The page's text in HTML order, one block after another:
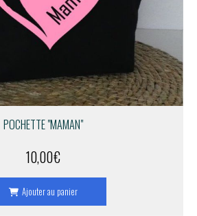
POCHETTE "MAMAN"
10,00€
Ajouter au panier